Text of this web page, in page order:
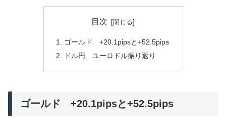
目次
ゴールド +20.1pipsと+52.5pips
ドル円、ユーロドル振り返り
ゴールド +20.1pipsと+52.5pips